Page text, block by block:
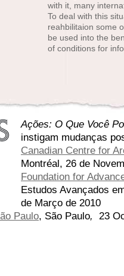
with it, many
To deal with this
reahbilitaion some
be used into the
of conditions for
Ações: O Que Você
instigam mudanças
Canadian Centre for
Montréal, 26 de
Foundation for
Estudos Avançados
de Março de 2010
Paulo, São Paulo,
23